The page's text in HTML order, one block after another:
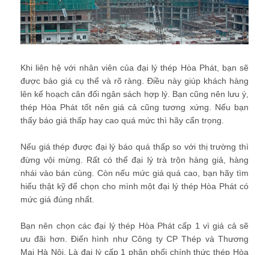
Khi liên hệ với nhân viên của đại lý thép Hòa Phát, bạn sẽ
được báo giá cụ thể và rõ ràng. Điều này giúp khách hàng
lên kế hoạch cân đối ngân sách hợp lý. Bạn cũng nên lưu ý,
thép Hòa Phát tốt nên giá cả cũng tương xứng. Nếu bạn
thấy báo giá thấp hay cao quá mức thì hãy cẩn trọng.
Nếu giá thép được đại lý báo quá thấp so với thị trường thì
đừng vội mừng. Rất có thể đại lý trà trộn hàng giả, hàng
nhái vào bán cùng. Còn nếu mức giá quá cao, bạn hãy tìm
hiểu thật kỹ để chọn cho mình một đại lý thép Hòa Phát có
mức giá đúng nhất.
Bạn nên chọn các đại lý thép Hòa Phát cấp 1 vì giá cả sẽ
ưu đãi hơn. Điển hình như Công ty CP Thép và Thương
Mại Hà Nội. Là đại lý cấp 1 phân phối chính thức thép Hòa